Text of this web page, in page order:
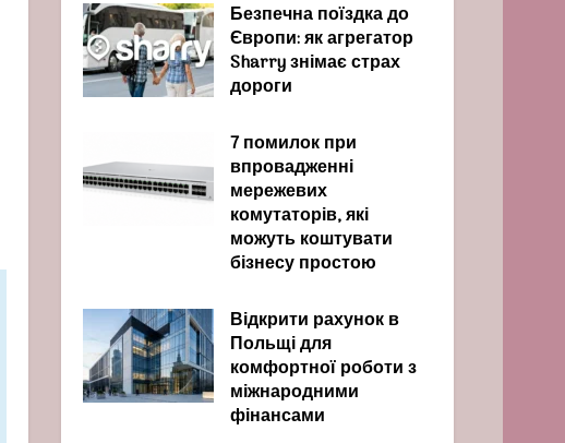
Безпечна поїздка до
Європи: як агрегатор
Sharry знімає страх
дороги
7 помилок при
впровадженні
мережевих
комутаторів, які
можуть коштувати
бізнесу простою
Відкрити рахунок в
Польщі для
комфортної роботи з
міжнародними
фінансами